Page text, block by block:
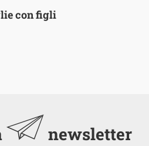
con figli
newsletter